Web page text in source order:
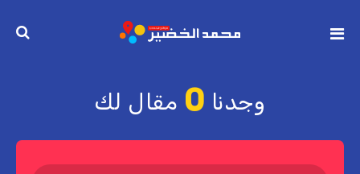
وجدنا 0 مقال لك